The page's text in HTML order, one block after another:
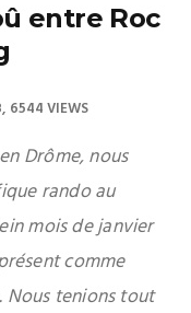
entre Roc
6544 VIEWS
Drôme, nous
rando au
mois de janvier
comme
Nous tenions tout